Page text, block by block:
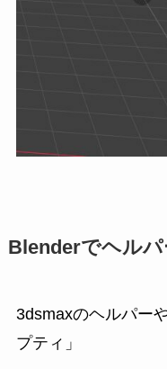
Blenderでヘルパ
3dsmaxのヘルパー
プティ」